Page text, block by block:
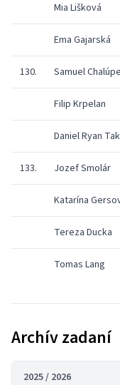
Mia Lišková
Ema Gajarská
130. Samuel
Filip Krpelan
Daniel Ryan
133. Jozef Smolár
Katarína
Tereza Ducka
Tomas Lang
Archív zadaní
2025 / 2026